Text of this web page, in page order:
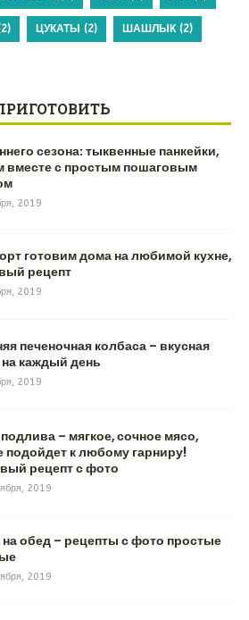
ЦУКАТЫ (2) ШАШЛЫК (2)
сезона: тыквенные панкейки,
вместе с простым пошаговым
2019
готовим дома на любимой кухне,
рецепт
2019
печеночная колбаса – вкусная
на каждый день
2019
– мягкое, сочное мясо,
подойдет к любому гарниру!
рецепт с фото
2019
обед – рецепты с фото простые
2019